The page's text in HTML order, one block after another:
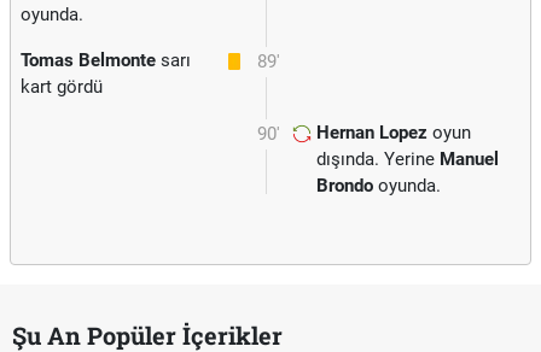
oyunda.
89'
Tomas Belmonte sarı
kart gördü
90' Hernan Lopez oyun
dışında. Yerine Manuel
Brondo oyunda.
Şu An Popüler İçerikler